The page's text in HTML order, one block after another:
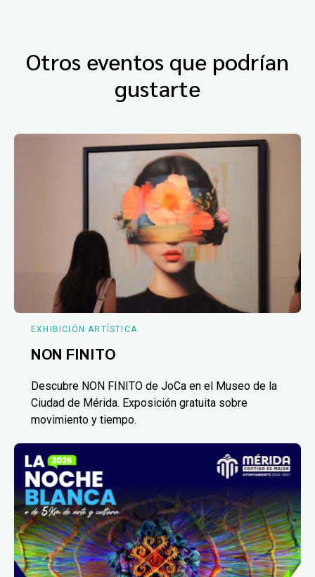
Otros eventos que podrían
gustarte
EXHIBICIÓN ARTÍSTICA
NON FINITO
Descubre NON FINITO de JoCa en el Museo de la
Ciudad de Mérida. Exposición gratuita sobre
movimiento y tiempo.